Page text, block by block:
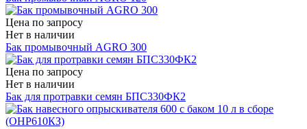
Цена по запросу
Нет в наличии
Бак промывочный AGRO 300
Цена по запросу
Нет в наличии
Бак для протравки семян БПС330ФК2